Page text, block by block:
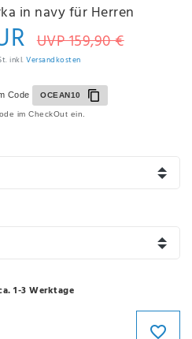
in navy für Herren
UVP 159,90 €
inkl.Versandkosten
Code OCEAN10
im CheckOut ein.
1-3 Werktage